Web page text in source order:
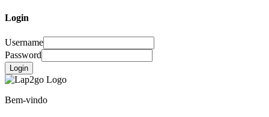
Login
Username
Password
Login
Bem-vindo